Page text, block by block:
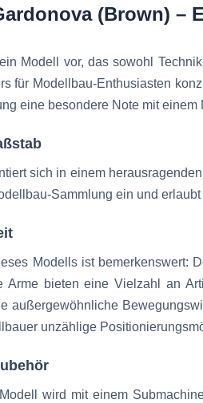
(Brown) –
Modell vor, das sowohl
für Modellbau-Enthusiasten
eine besondere Note mit
sich in einem
Sammlung ein und
Modells ist bemerkenswert:
Arme bieten eine Vielzahl an
außergewöhnliche
unzählige
wird mit einem